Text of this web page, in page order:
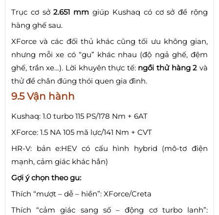
Trục cơ sở2.651 mm giúp Kushaq có cơ sở để rộng
hàng ghế sau.
XForce và các đối thủ khác cũng tối ưu không gian,
nhưng mỗi xe có “gu” khác nhau (độ ngả ghế, đệm
ghế, trần xe…). Lời khuyên thực tế: ngồi thử hàng 2 và
thử để chân đúng thói quen gia đình.
9.5 Vận hành
Kushaq: 1.0 turbo 115 PS/178 Nm + 6AT
XForce: 1.5 NA 105 mã lực/141 Nm + CVT
HR-V: bản e:HEV có cấu hình hybrid (mô-tơ điện
mạnh, cảm giác khác hẳn)
Gợi ý chọn theo gu:
Thích “mượt – dễ – hiền”: XForce/Creta
Thích “cảm giác sang số – động cơ turbo lanh”: